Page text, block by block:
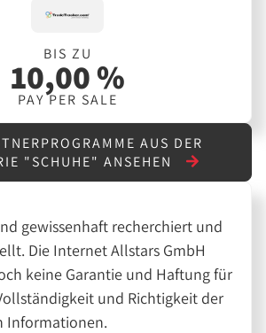
BIS ZU
10,00 %
PAY PER SALE
AUS DER
"SCHUHE" ANSEHEN
gewissenhaft recherchiert und
Die Internet Allstars GmbH
keine Garantie und Haftung für
und Richtigkeit der
Informationen.